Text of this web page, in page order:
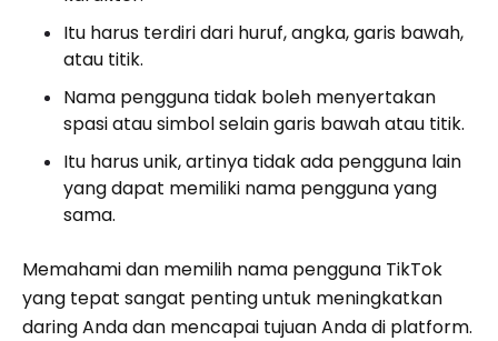
Itu harus terdiri dari huruf, angka, garis bawah,
atau titik.
Nama pengguna tidak boleh menyertakan
spasi atau simbol selain garis bawah atau titik.
Itu harus unik, artinya tidak ada pengguna lain
yang dapat memiliki nama pengguna yang
sama.
Memahami dan memilih nama pengguna TikTok
yang tepat sangat penting untuk meningkatkan
daring Anda dan mencapai tujuan Anda di platform.